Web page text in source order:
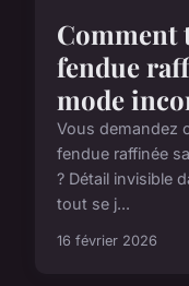
Comment
fendue
mode
Vous demandez
fendue raffinée
? Détail invisible
tout se j...
16 février 2026